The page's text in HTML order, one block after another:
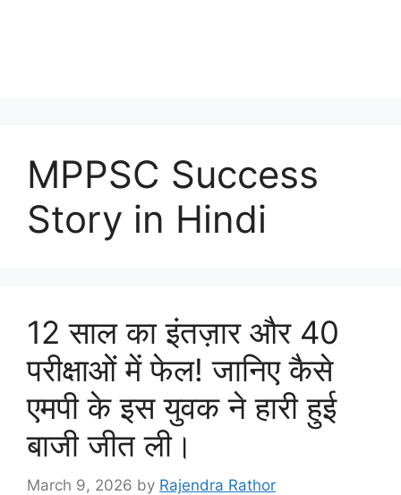
MPPSC Success
Story in Hindi
12 साल का इंतज़ार और 40
परीक्षाओं में फेल! जानिए कैसे
एमपी के इस युवक ने हारी हुई
बाजी जीत ली।
March 9, 2026 by Rajendra Rathor